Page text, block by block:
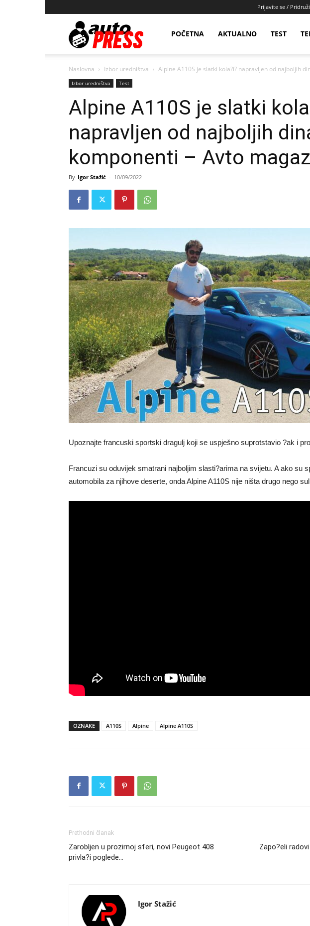
Prijavite se /
AutopressHRPOČETNA AKTUALNO TEST
Naslovna Izbor uredništva Alpine A110S je slatki kola?i? napravljen od najboljih
Izbor uredništva Test
Alpine A110S je slatki
napravljen od najboljih
komponenti – Avto
By Igor Stažić - 10/09/2022
Upoznajte francuski sportski dragulj koji se uspješno suprotstavio ?ak i
Francuzi su oduvijek smatrani najboljim slasti?arima na svijetu. A ako su
automobila za njihove deserte, onda Alpine A110S nije ništa drugo nego
OZNAKE A110S Alpine Alpine A110S
Prethodni članak
Zarobljen u prozirnoj sferi, novi Peugeot 408
privla?i poglede…
Zapo?eli
Igor Stažić